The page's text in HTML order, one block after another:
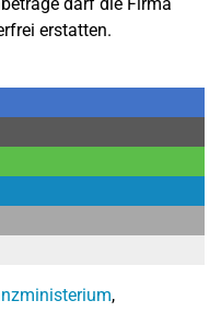
erstatten.
,